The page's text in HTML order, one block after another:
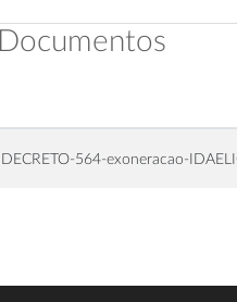
Documentos
DECRETO-564-exoneracao-